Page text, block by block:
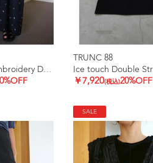
Smooth Rib Embroidery Dress
TRUNC 88
￥7,920(税込)20%OFF
SALE